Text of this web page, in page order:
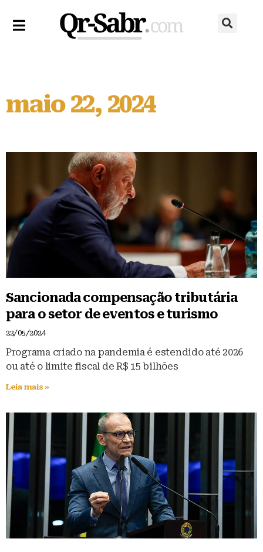
maio 22, 2024
Sancionada compensação tributária
para o setor de eventos e turismo
22/05/2024
Programa criado na pandemia é estendido até 2026
ou até o limite fiscal de R$ 15 bilhões
Leia mais »